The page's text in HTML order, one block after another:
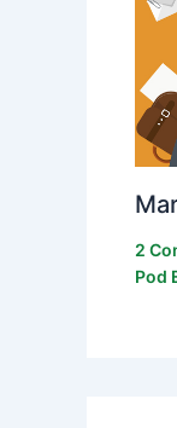
2
Pod